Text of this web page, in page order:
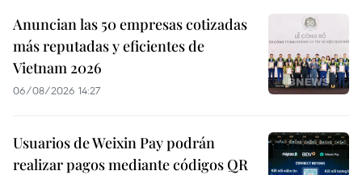
Anuncian las 50 empresas cotizadas
más reputadas y eficientes de
Vietnam 2026
06/08/2026 14:27
Usuarios de Weixin Pay podrán
realizar pagos mediante códigos QR